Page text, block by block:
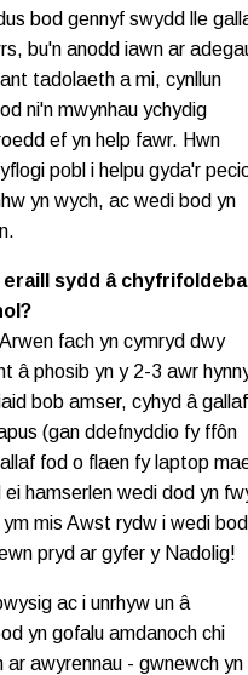
bod gennyf swydd lle
bu'n anodd iawn ar
tadolaeth a mi, cynllun
ni'n mwynhau ychydig
ef yn help fawr. Hwn
pobl i helpu gyda'r
yn wych, ac wedi bod yn
sydd â
fach yn cymryd dwy
â phosib yn y 2-3 awr
bob amser, cyhyd â gallaf
(gan ddefnyddio fy ffôn
fod o flaen fy laptop
hamserlen wedi dod yn
mis Awst rydw i wedi bod
pryd ar gyfer y Nadolig!
ac i unrhyw un â
yn gofalu amdanoch chi
ar awyrennau - gwnewch yn